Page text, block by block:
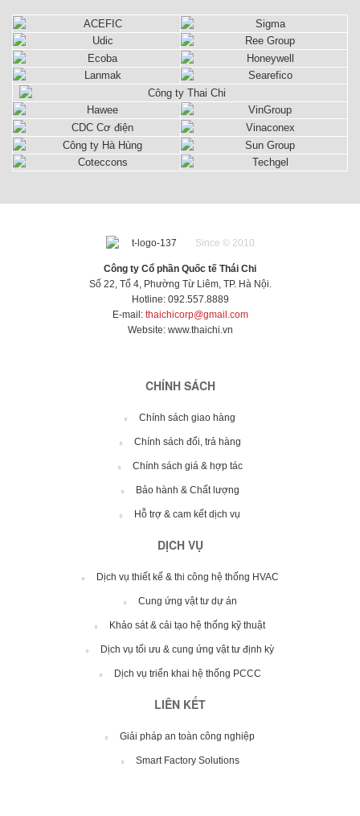
Since © 2010
Công ty Cổ phần Quốc tế Thái Chi
Số 22, Tổ 4, Phường Từ Liêm, TP. Hà Nội.
Hotline: 092.557.8889
E-mail: thaichicorp@gmail.com
Website: www.thaichi.vn
CHÍNH SÁCH
Chính sách giao hàng
Chính sách đổi, trả hàng
Chính sách giá & hợp tác
Bảo hành & Chất lượng
Hỗ trợ & cam kết dịch vụ
DỊCH VỤ
Dịch vụ thiết kế & thi công hệ thống HVAC
Cung ứng vật tư dự án
Khảo sát & cải tạo hệ thống kỹ thuật
Dịch vụ tối ưu & cung ứng vật tư định kỳ
Dịch vụ triển khai hệ thống PCCC
LIÊN KẾT
Giải pháp an toàn công nghiệp
Smart Factory Solutions